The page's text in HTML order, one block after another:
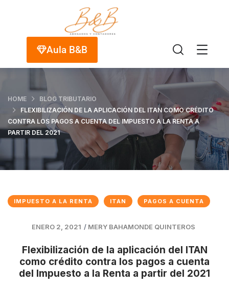
Aula B&B
HOME
BLOG TRIBUTARIO
FLEXIBILIZACIÓN DE LA APLICACIÓN DEL ITAN COMO CRÉDITO
CONTRA LOS PAGOS A CUENTA DEL IMPUESTO A LA RENTA A
PARTIR DEL 2021
IMPUESTO A LA RENTA ITAN PAGOS A CUENTA
ENERO 2, 2021 / MERY BAHAMONDE QUINTEROS
Flexibilización de la aplicación del ITAN
como crédito contra los pagos a cuenta
del Impuesto a la Renta a partir del 2021